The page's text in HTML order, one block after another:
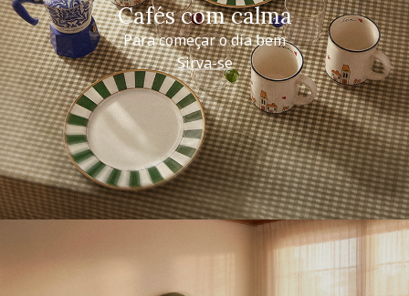
Cafés com calma
Para começar o dia bem
Sirva-se